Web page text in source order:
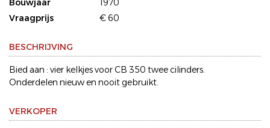
Bouwjaar
1970
Vraagprijs
€ 60
BESCHRIJVING
Bied aan : vier kelkjes voor CB 350 twee cilinders.
Onderdelen nieuw en nooit gebruikt.
VERKOPER